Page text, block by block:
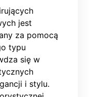
jest
za pomocą
typu
się w
i stylu.